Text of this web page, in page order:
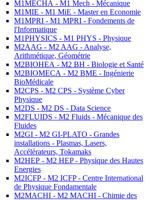
M1MECHA - M1 Mech - Mécanique
M1MIE - M1 MiE - Master en Economie
M1MPRI - M1 MPRI - Fondements de
l'Informatique
M1PHYSICS - M1 PHYS - Physique
M2AAG - M2 AAG - Analyse,
Arithmétique, Géométrie
M2BIOHEA - M2 BH - Biologie et Santé
M2BIOMECA - M2 BME - Ingénierie
BioMédicale
M2CPS - M2 CPS - Système Cyber
Physique
M2DS - M2 DS - Data Science
M2FLUIDS - M2 Fluids - Mécanique des
Fluides
M2GI - M2 GI-PLATO - Grandes
installations - Plasmas, Lasers,
Accélérateurs, Tokamaks
M2HEP - M2 HEP - Physique des Hautes
Energies
M2ICFP - M2 ICFP - Centre International
de Physique Fondamentale
M2MACHI - M2 MACHI - Chimie des